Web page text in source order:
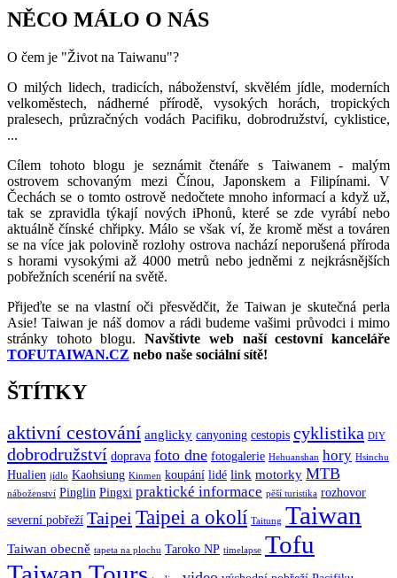
NĚCO MÁLO O NÁS
O čem je "Život na Taiwanu"?
O milých lidech, tradicích, náboženství, skvělém jídle, moderních
velkoměstech, nádherné přírodě, vysokých horách, tropických
pralesech, průzračných vodách Pacifiku, dobrodružství, cyklistice,
...
Cílem tohoto blogu je seznámit čtenáře s Taiwanem - malým
ostrovem schovaným mezi Čínou, Japonskem a Filipínami. V
Čechách se o tomto ostrově nedočtete mnoho informací a když už,
tak se zpravidla týkají nových iPhonů, které se zde vyrábí nebo
aktuálně čínské chřipky. Málo se však ví, že kromě měst a továren
se na více jak polovině rozlohy ostrova nachází neporušená příroda
s horami vysokými až 4000 metrů nebo jedněmi z nejkrásnějších
pobřežních scenérií na světě.
Přijeďte se na vlastní oči přesvědčit, že Taiwan je skutečná perla
Asie! Taiwan je náš domov a rádi budeme vašimi průvodci i mimo
stránky tohoto blogu.Navštivte web naší cestovní kanceláře
TOFUTAIWAN.CZ nebo naše sociální sítě!
ŠTÍTKY
aktivní cestování anglicky canyoning cestopis cyklistika DIY
dobrodružství doprava foto dne fotogalerie Hehuanshan hory Hsinchu
Hualien jídlo Kaohsiung Kinmen koupání lidé link motorky MTB
náboženství Pinglin Pingxi praktické informace pěší turistika rozhovor
severní pobřeží Taipei Taipei a okolí Taitung Taiwan
Taiwan obecně tapeta na plochu Taroko NP timelapse Tofu